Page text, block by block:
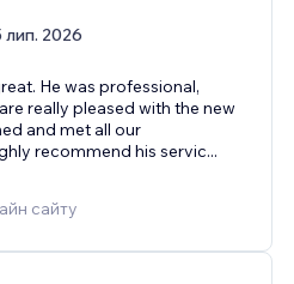
лип. 2026
He was professional,
really pleased with the new
and met all our
recommend his servic...
сайту